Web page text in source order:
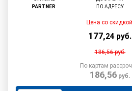
PARTNER
ПО АДРЕСУ
Цена со
177,24 руб.
186,56руб.
По картам
186,56руб.